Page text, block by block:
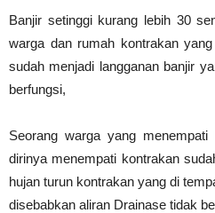
Banjir setinggi kurang lebih 30
warga dan rumah kontrakan
sudah menjadi langganan banjir
berfungsi,
Seorang warga yang
dirinya menempati kontrakan
hujan turun kontrakan yang di
disebabkan aliran Drainase tidak